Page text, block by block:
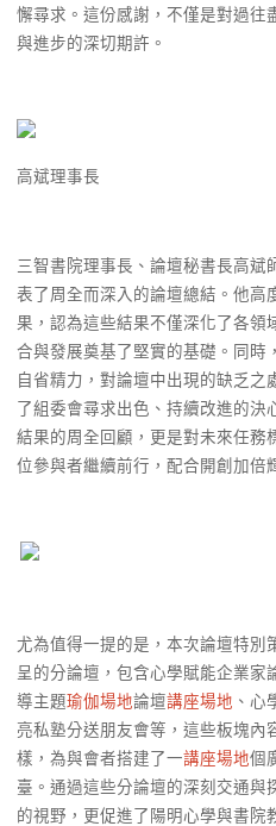
懈尋求。這份感謝，不僅是對過往
與進步的深切期許。
高斌理事長
三智書院理事長、論壇秘書長高斌
表了周全而深入的論壇總結。他高
果，認為這些結果不僅深化了各領
合與發展奠基了堅實的基礎。同時
自省精力，對論壇中出現的缺乏之
了組委會尋求出色、持續改進的決
結果的周全回顧，更是對未來任務
位參與者繼續前行，配合開創加倍
尤為值得一提的是，本次論壇特別
呈的分論壇，包含心學賦能企業家
導主題瑜伽場地論壇講座場地 、心
亮私塾分送朋友會等，這些板塊內
樣，為與會者搭建了一講座場地個
臺。通過這些分論壇的深刻交通與
的視野，更促進了陽明心學與書院